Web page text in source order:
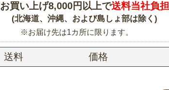
お買い上げ8,000円以上で送料当社負担
(北海道、沖縄、および島しょ部は除く)
※お届け先は1カ所に限ります。
送料 価格